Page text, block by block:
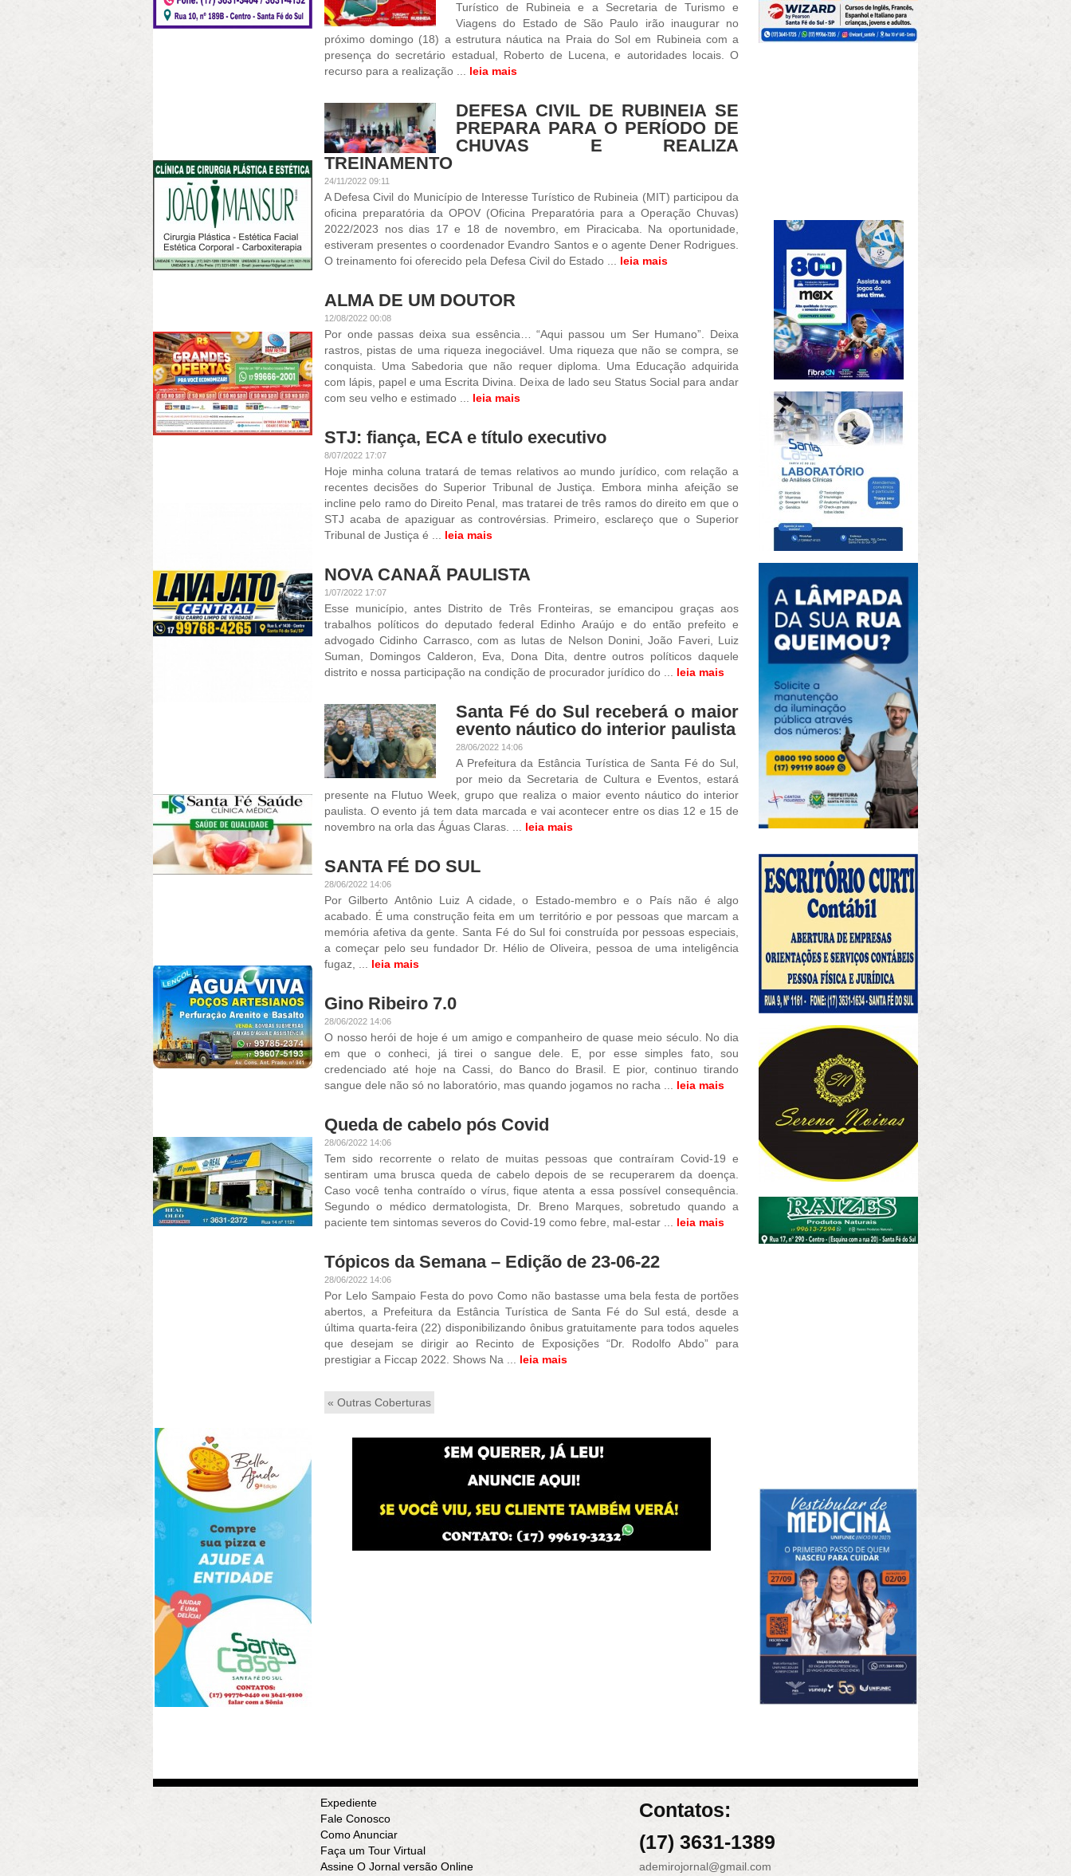
Turístico de Rubineia e a Secretaria de Turismo e
Viagens do Estado de São Paulo irão inaugurar no
próximo domingo (18) a estrutura náutica na Praia do Sol em Rubineia com a
presença do secretário estadual, Roberto de Lucena, e autoridades locais. O
recurso para a realização ... leia mais
DEFESA CIVIL DE RUBINEIA SE
PREPARA PARA O PERÍODO DE
CHUVAS E REALIZA
TREINAMENTO
24/11/2022 09:11
A Defesa Civil do Município de Interesse Turístico de Rubineia (MIT) participou da
oficina preparatória da OPOV (Oficina Preparatória para a Operação Chuvas)
2022/2023 nos dias 17 e 18 de novembro, em Piracicaba. Na oportunidade,
estiveram presentes o coordenador Evandro Santos e o agente Dener Rodrigues.
O treinamento foi oferecido pela Defesa Civil do Estado ... leia mais
ALMA DE UM DOUTOR
12/08/2022 00:08
Por onde passas deixa sua essência… “Aqui passou um Ser Humano”. Deixa
rastros, pistas de uma riqueza inegociável. Uma riqueza que não se compra, se
conquista. Uma Sabedoria que não requer diploma. Uma Educação adquirida
com lápis, papel e uma Escrita Divina. Deixa de lado seu Status Social para andar
com seu velho e estimado ... leia mais
STJ: fiança, ECA e título executivo
8/07/2022 17:07
Hoje minha coluna tratará de temas relativos ao mundo jurídico, com relação a
recentes decisões do Superior Tribunal de Justiça. Embora minha afeição se
incline pelo ramo do Direito Penal, mas tratarei de três ramos do direito em que o
STJ acaba de apaziguar as controvérsias. Primeiro, esclareço que o Superior
Tribunal de Justiça é ... leia mais
NOVA CANAÃ PAULISTA
1/07/2022 17:07
Esse município, antes Distrito de Três Fronteiras, se emancipou graças aos
trabalhos políticos do deputado federal Edinho Araújo e do então prefeito e
advogado Cidinho Carrasco, com as lutas de Nelson Donini, João Faveri, Luiz
Suman, Domingos Calderon, Eva, Dona Dita, dentre outros políticos daquele
distrito e nossa participação na condição de procurador jurídico do ... leia mais
Santa Fé do Sul receberá o maior
evento náutico do interior paulista
28/06/2022 14:06
A Prefeitura da Estância Turística de Santa Fé do Sul,
por meio da Secretaria de Cultura e Eventos, estará
presente na Flutuo Week, grupo que realiza o maior evento náutico do interior
paulista. O evento já tem data marcada e vai acontecer entre os dias 12 e 15 de
novembro na orla das Águas Claras. ... leia mais
SANTA FÉ DO SUL
28/06/2022 14:06
Por Gilberto Antônio Luiz A cidade, o Estado-membro e o País não é algo
acabado. É uma construção feita em um território e por pessoas que marcam a
memória afetiva da gente. Santa Fé do Sul foi construída por pessoas especiais,
a começar pelo seu fundador Dr. Hélio de Oliveira, pessoa de uma inteligência
fugaz, ... leia mais
Gino Ribeiro 7.0
28/06/2022 14:06
O nosso herói de hoje é um amigo e companheiro de quase meio século. No dia
em que o conheci, já tirei o sangue dele. E, por esse simples fato, sou
credenciado até hoje na Cassi, do Banco do Brasil. E pior, continuo tirando
sangue dele não só no laboratório, mas quando jogamos no racha ... leia mais
Queda de cabelo pós Covid
28/06/2022 14:06
Tem sido recorrente o relato de muitas pessoas que contraíram Covid-19 e
sentiram uma brusca queda de cabelo depois de se recuperarem da doença.
Caso você tenha contraído o vírus, fique atenta a essa possível consequência.
Segundo o médico dermatologista, Dr. Breno Marques, sobretudo quando a
paciente tem sintomas severos do Covid-19 como febre, mal-estar ... leia mais
Tópicos da Semana – Edição de 23-06-22
28/06/2022 14:06
Por Lelo Sampaio Festa do povo Como não bastasse uma bela festa de portões
abertos, a Prefeitura da Estância Turística de Santa Fé do Sul está, desde a
última quarta-feira (22) disponibilizando ônibus gratuitamente para todos aqueles
que desejam se dirigir ao Recinto de Exposições “Dr. Rodolfo Abdo” para
prestigiar a Ficcap 2022. Shows Na ... leia mais
« Outras Coberturas
Expediente
Fale Conosco
Como Anunciar
Faça um Tour Virtual
Assine O Jornal versão Online
Contatos:
(17) 3631-1389
ademirojornal@gmail.com